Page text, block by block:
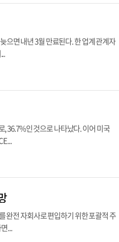
으면 내년 3월 만료된다. 한 업계 관계자
36.7%인 것으로 나타났다. 이어 미국
완전 자회사로 편입하기 위한 포괄적 주
...